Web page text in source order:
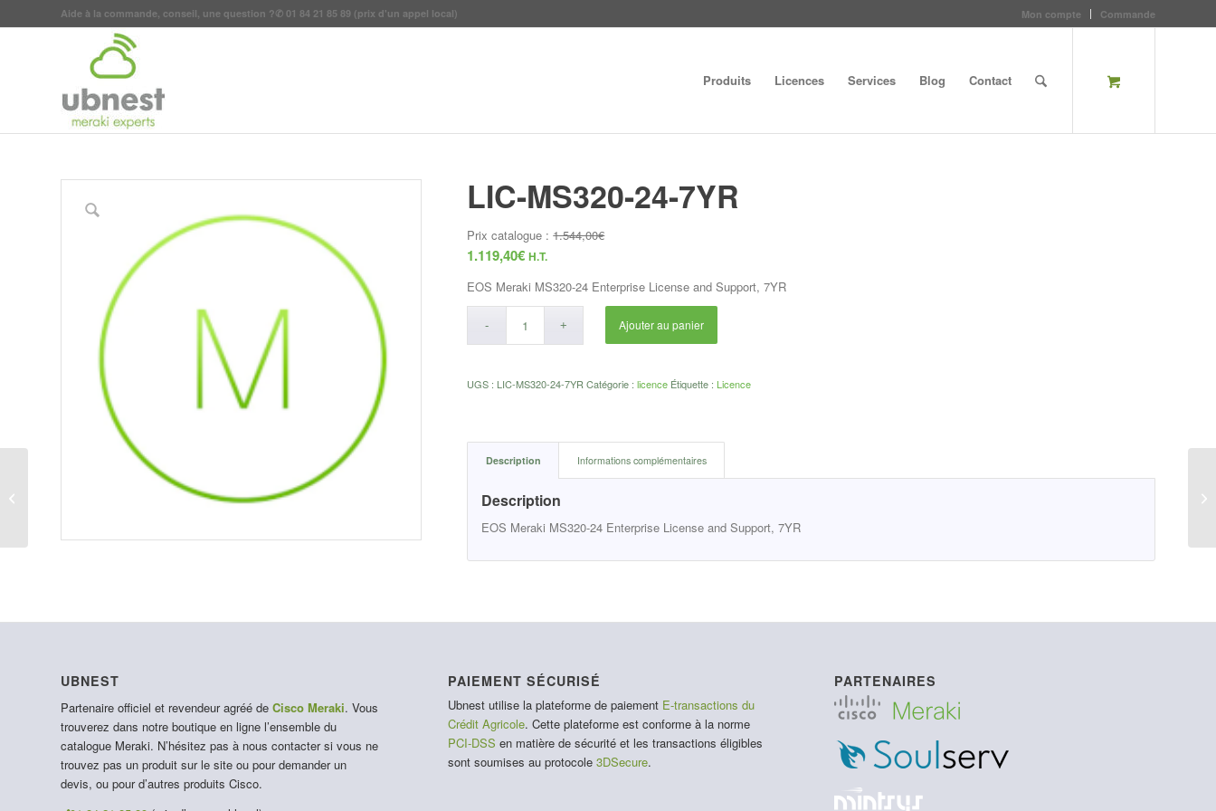
Mon compte Commande
Aide à la commande, conseil, une question ?✆ 01 84 21 85 89 (prix d'un appel local)
Produits Licences Services Blog Contact
LIC-MS320-24-7YR
Prix catalogue :1.544,00€
1.119,40€ H.T.
EOS Meraki MS320-24 Enterprise License and Support, 7YR
Ajouter au panier
UGS : LIC-MS320-24-7YR Catégorie :licence Étiquette : Licence
Description Informations complémentaires
Description
EOS Meraki MS320-24 Enterprise License and Support, 7YR
UBNEST
Partenaire officiel et revendeur agréé de Cisco Meraki. Vous
trouverez dans notre boutique en ligne l’ensemble du
catalogue Meraki. N’hésitez pas à nous contacter si vous ne
trouvez pas un produit sur le site ou pour demander un
devis, ou pour d’autres produits Cisco.
PAIEMENT SÉCURISÉ
Ubnest utilise la plateforme de paiement E-transactions du
Crédit Agricole. Cette plateforme est conforme à la norme
PCI-DSS en matière de sécurité et les transactions éligibles
sont soumises au protocole 3DSecure.
PARTENAIRES